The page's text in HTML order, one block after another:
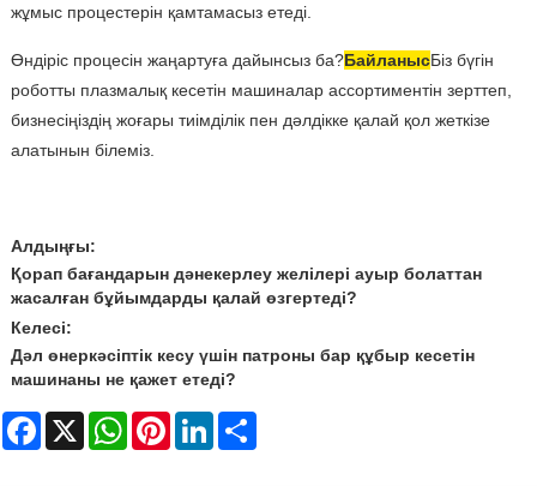
жұмыс процестерін қамтамасыз етеді.
Өндіріс процесін жаңартуға дайынсыз ба?БайланысБіз бүгін
роботты плазмалық кесетін машиналар ассортиментін зерттеп,
бизнесіңіздің жоғары тиімділік пен дәлдікке қалай қол жеткізе
алатынын білеміз.
Алдыңғы:
Қорап бағандарын дәнекерлеу желілері ауыр болаттан
жасалған бұйымдарды қалай өзгертеді?
Келесі:
Дәл өнеркәсіптік кесу үшін патроны бар құбыр кесетін
машинаны не қажет етеді?
Facebook
X WhatsAppPinterestLinkedIn